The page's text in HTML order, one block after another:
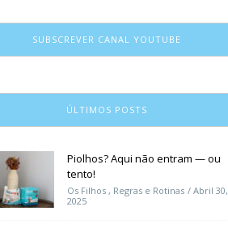
SUBSCREVER CANAL YOUTUBE
ÚLTIMOS POSTS
Piolhos? Aqui não entram — ou
tento!
Os Filhos , Regras e Rotinas
Abril 30,
2025